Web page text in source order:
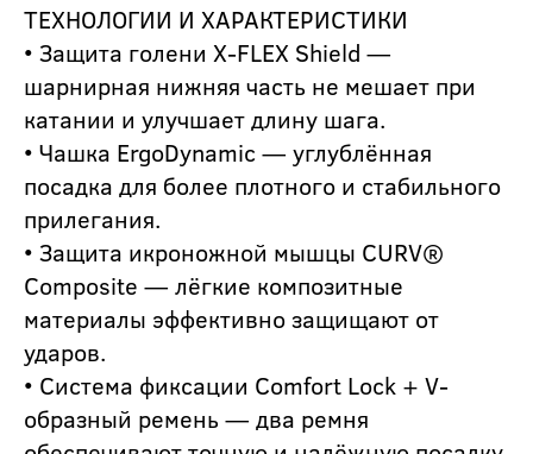
ТЕХНОЛОГИИ И ХАРАКТЕРИСТИКИ
• Защита голени X-FLEX Shield —
шарнирная нижняя часть не мешает при
катании и улучшает длину шага.
• Чашка ErgoDynamic — углублённая
посадка для более плотного и стабильного
прилегания.
• Защита икроножной мышцы CURV®
Composite — лёгкие композитные
материалы эффективно защищают от
ударов.
• Система фиксации Comfort Lock + V-
образный ремень — два ремня